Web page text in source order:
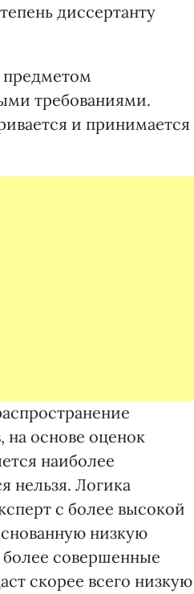
диссертанту
предметом
требованиями.
и принимается
на основе оценок
наиболее
нельзя. Логика
с более высокой
низкую
более совершенные
скорее всего низкую